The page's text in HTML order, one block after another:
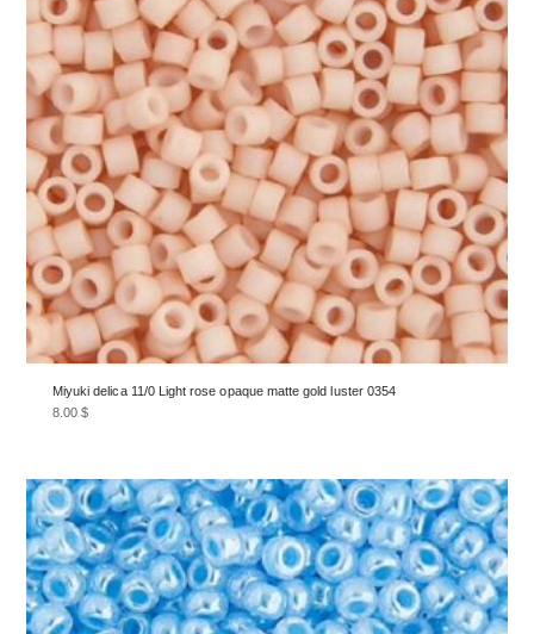
Miyuki delica 11/0 Light rose opaque matte gold luster 0354
8.00$